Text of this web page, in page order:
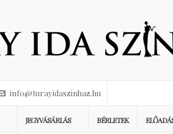
info@turayidaszinhaz.hu
JEGYVÁSÁRLÁS BÉRLETEK